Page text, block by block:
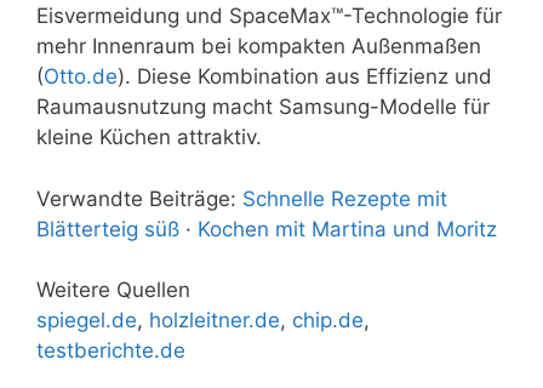
Eisvermeidung und SpaceMax™-Technologie für
mehr Innenraum bei kompakten Außenmaßen
(Otto.de). Diese Kombination aus Effizienz und
Raumausnutzung macht Samsung-Modelle für
kleine Küchen attraktiv.
Verwandte Beiträge: Schnelle Rezepte mit
Blätterteig süß · Kochen mit Martina und Moritz
Weitere Quellen
spiegel.de, holzleitner.de, chip.de,
testberichte.de